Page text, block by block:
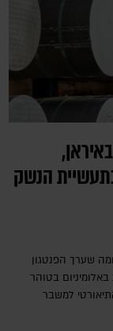
הנשק
שערך הפנטגון
באלומיניום בטוהר
למשבר